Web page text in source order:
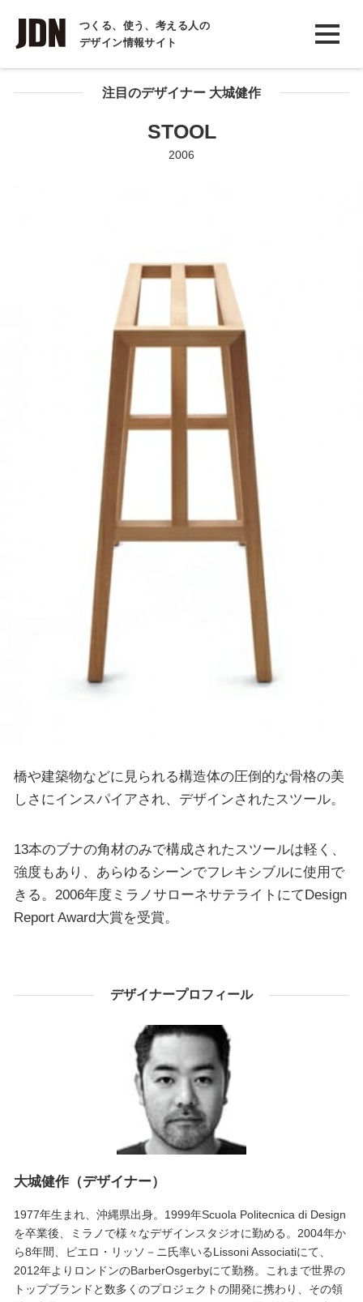
つくる、使う、考える人の
デザイン情報サイト
INTERVIEW
インタビュー
REPORT注目のデザイナー 大城健作
STOOL
2006
橋や建築物などに見られる構造体の圧倒的な骨格の美
しさにインスパイアされ、デザインされたスツール。
13本のブナの角材のみで構成されたスツールは軽く、
強度もあり、あらゆるシーンでフレキシブルに使用で
きる。2006年度ミラノサローネサテライトにてDesign
Report Award大賞を受賞。
デザイナープロフィール
大城健作（デザイナー）
1977年生まれ、沖縄県出身。1999年Scuola Politecnica di Design
を卒業後、ミラノで様々なデザインスタジオに勤める。2004年か
ら8年間、ピエロ・リッソ－ニ氏率いるLissoni Associatiにて、
2012年よりロンドンのBarberOsgerbyにて勤務。これまで世界の
トップブランドと数多くのプロジェクトの開発に携わり、その領